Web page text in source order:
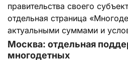
правительства своего
отдельная страница
актуальными суммами и
Москва: отдельная
многодетных